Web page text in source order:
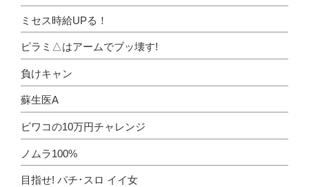
ミセス時給UPる！
ピラミ△はアームでブッ壊す!
負けキャン
蘇生医A
ビワコの10万円チャレンジ
ノムラ100%
目指せ! パチ･スロ イイ女